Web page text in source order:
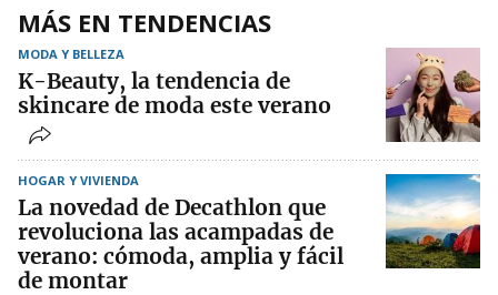
MÁS EN TENDENCIAS
MODA Y BELLEZA
K-Beauty, la tendencia de
skincare de moda este verano
HOGAR Y VIVIENDA
La novedad de Decathlon que
revoluciona las acampadas de
verano: cómoda, amplia y fácil
de montar